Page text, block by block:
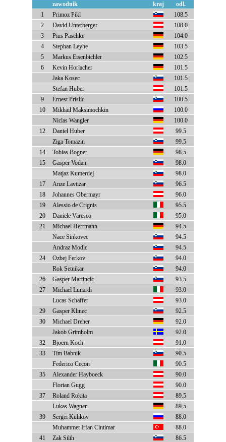
zawodnik
kraj
odl.
1
Primoz Pikl
108.5
2
David Unterberger
108.0
3
Pius Paschke
104.0
4
Stephan Leyhe
103.5
5
Markus Eisenbichler
102.5
6
Kevin Horlacher
101.5
Jaka Kosec
101.5
Stefan Huber
101.5
9
Ernest Prislic
100.5
10
Mikhail Maksimochkin
100.0
Niclas Wangler
100.0
12
Daniel Huber
99.5
Ziga Tomazin
99.5
14
Tobias Bogner
98.5
15
Gasper Vodan
98.0
Matjaz Kumerdej
98.0
17
Anze Lavtizar
96.5
18
Johannes Obermayr
96.0
19
Alessio de Crignis
95.5
20
Daniele Varesco
95.0
21
Michael Herrmann
94.5
Nace Sinkovec
94.5
Andraz Modic
94.5
24
Ozbej Ferkov
94.0
Rok Setnikar
94.0
26
Gasper Martincic
93.5
27
Michael Lunardi
93.0
Lucas Schaffer
93.0
29
Gasper Klinec
92.5
30
Michael Dreher
92.0
Jakob Grimholm
92.0
32
Bjoern Koch
91.0
33
Tim Babnik
90.5
Federico Cecon
90.5
35
Alexander Hayboeck
90.0
Florian Gugg
90.0
37
Roland Rokita
89.5
Lukas Wagner
89.5
39
Sergei Kulikov
88.0
Muhammet Irfan Cintimar
88.0
41
Zak Silih
86.5